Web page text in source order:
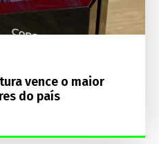
vence o maior
do país